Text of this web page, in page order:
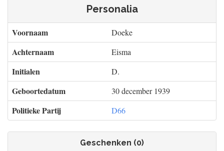
Personalia
Voornaam Doeke
Achternaam Eisma
Initialen D.
Geboortedatum 30 december 1939
Politieke Partij D66
Geschenken (0)